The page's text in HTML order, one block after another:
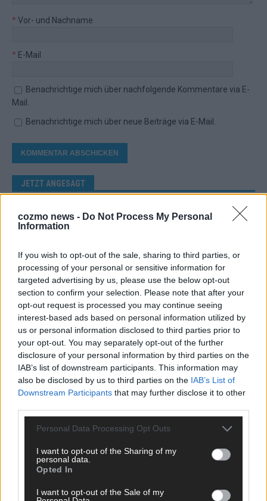
cozmo news - Do Not Process My Personal
Information
If you wish to opt-out of the sale, sharing to third parties, or
processing of your personal or sensitive information for
targeted advertising by us, please use the below opt-out
section to confirm your selection. Please note that after your
opt-out request is processed you may continue seeing
interest-based ads based on personal information utilized by
us or personal information disclosed to third parties prior to
your opt-out. You may separately opt-out of the further
disclosure of your personal information by third parties on the
IAB’s list of downstream participants. This information may
also be disclosed by us to third parties on the IAB’s List of
Downstream Participants that may further disclose it to other
Personal Data Processing Opt Outs
I want to opt-out of the Sharing of my
personal data.
Opted In
I want to opt-out of the Sale of my
* Vor- und Nachname
* E-Mail
Benachrichtige mich über nachfolgende Kommentare via E-
Mail.
Benachrichtige mich über neue Beiträge via E-Mail.
JETZT ANGESAGT
Café und Westernstadt – alle Neuheiten im
Überblick
Juni 2026
Bulgarien hat gewonnen – aber der ESC 2026
hinterlässt unbeantwortete Fragen
KOMMENTAR
Mai 2026
EUROVISION
enttäuscht, Israel polarisiert
Mai 2026